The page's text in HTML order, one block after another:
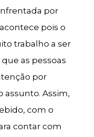
por
pois o
trabalho a ser
as pessoas
por
Assim,
com o
contar com